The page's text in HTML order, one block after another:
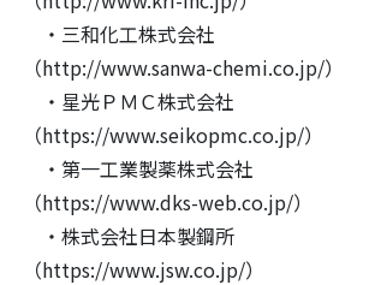
・三和化工株式会社
（http://www.sanwa-chemi.co.jp/）
・星光ＰＭＣ株式会社
（https://www.seikopmc.co.jp/）
・第一工業製薬株式会社
（https://www.dks-web.co.jp/）
・株式会社日本製鋼所
（https://www.jsw.co.jp/）